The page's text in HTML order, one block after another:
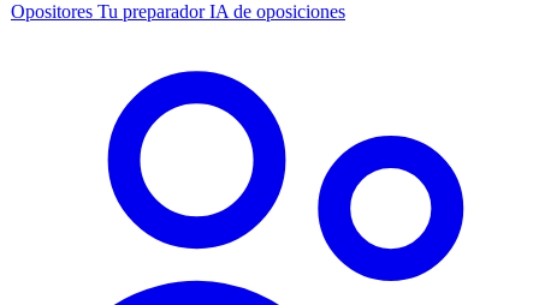
Opositores Tu preparador IA de oposiciones